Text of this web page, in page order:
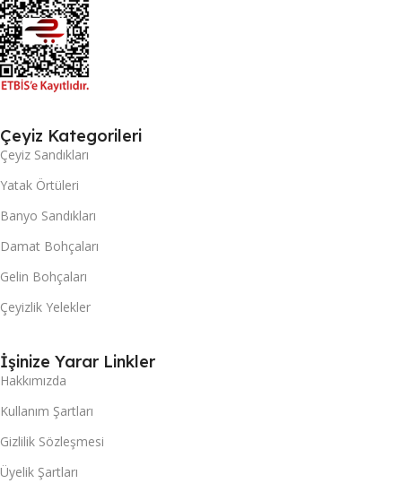
Çeyiz Kategorileri
Çeyiz Sandıkları
Yatak Örtüleri
Banyo Sandıkları
Damat Bohçaları
Gelin Bohçaları
Çeyizlik Yelekler
İşinize Yarar Linkler
Hakkımızda
Kullanım Şartları
Gizlilik Sözleşmesi
Üyelik Şartları